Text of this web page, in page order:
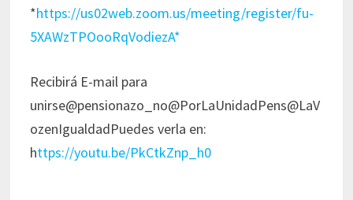
*https://us02web.zoom.us/meeting/register/fu-
5XAWzTPOooRqVodiezA*
Recibirá E-mail para
unirse@pensionazo_no@PorLaUnidadPens@LaV
ozenIgualdadPuedes verla en:
https://youtu.be/PkCtkZnp_h0